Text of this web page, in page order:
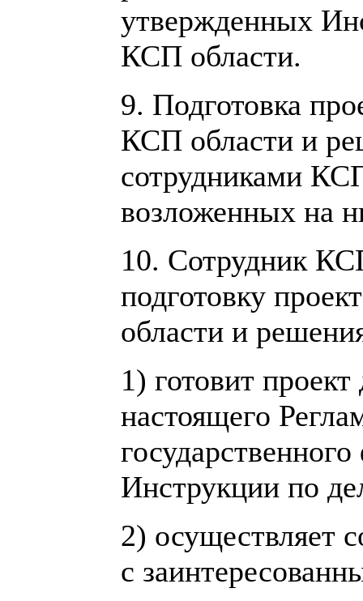
утвержденных
КСП области.
9. Подготовка
КСП области и
сотрудниками
возложенных на
10. Сотрудник
подготовку
области и
1) готовит
настоящего
Инструкции по
2) осуществляет
с